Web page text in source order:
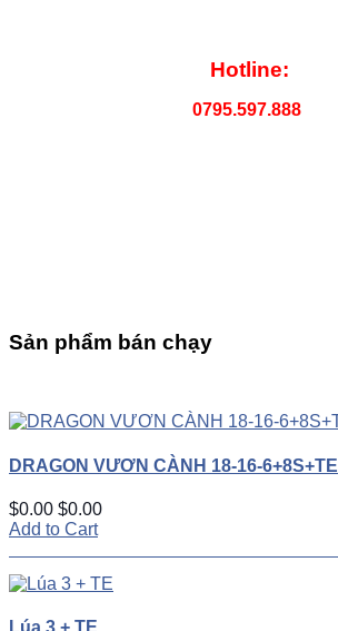
Hotline:
0795.597.888
Sản phẩm bán chạy
DRAGON VƯƠN CÀNH 18-16-6+8S+TE
$0.00 $0.00
Add to Cart